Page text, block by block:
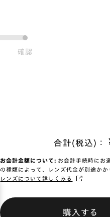
確認
合計(税込)：
お会計金額について: お会計手続時にお
の種類によって、レンズ代金が別途かか
レンズについて詳しくみる
購入する